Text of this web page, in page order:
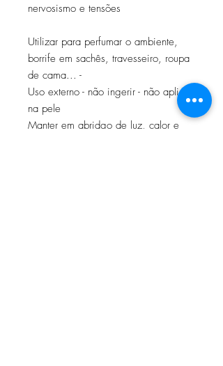
nervosismo e tensões
Utilizar para perfumar o ambiente,
borrife em sachês, travesseiro, roupa
de cama... -
Uso externo - não ingerir - não aplicar
na pele
Manter em abridgo de luz, calor e